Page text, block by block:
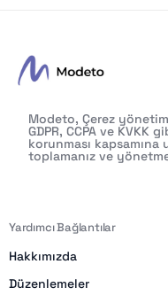
Modeto, Çerez
GDPR, CCPA ve KVKK
korunması
toplamanız ve
Yardımcı Bağlantılar
Hakkımızda
Düzenlemeler